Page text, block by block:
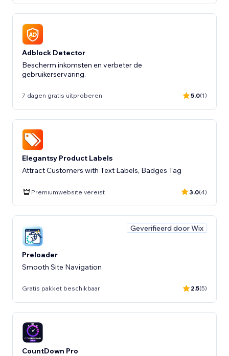
Adblock Detector
Bescherm inkomsten en verbeter de
gebruikerservaring.
7 dagen gratis uitproberen 5.0(1)
Elegantsy Product Labels
Attract Customers with Text Labels, Badges Tag
Premiumwebsite vereist 3.0(4)
Geverifieerd door Wix
Preloader
Smooth Site Navigation
Gratis pakket beschikbaar 2.5(5)
CountDown Pro